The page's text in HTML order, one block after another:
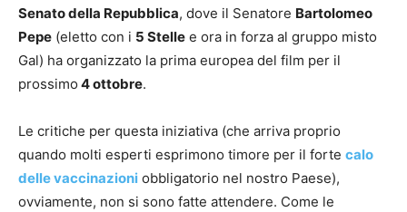
Senato della Repubblica, dove il Senatore Bartolomeo
Pepe (eletto con i 5 Stelle e ora in forza al gruppo misto
Gal) ha organizzato la prima europea del film per il
prossimo 4 ottobre.
Le critiche per questa iniziativa (che arriva proprio
quando molti esperti esprimono timore per il forte calo
delle vaccinazioni obbligatorio nel nostro Paese),
ovviamente, non si sono fatte attendere. Come le